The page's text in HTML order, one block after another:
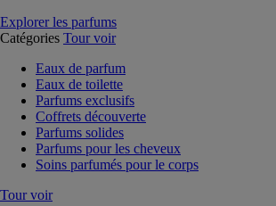
Explorer les parfums
Catégories Tour voir
Eaux de parfum
Eaux de toilette
Parfums exclusifs
Coffrets découverte
Parfums solides
Parfums pour les cheveux
Soins parfumés pour le corps
Tour voir